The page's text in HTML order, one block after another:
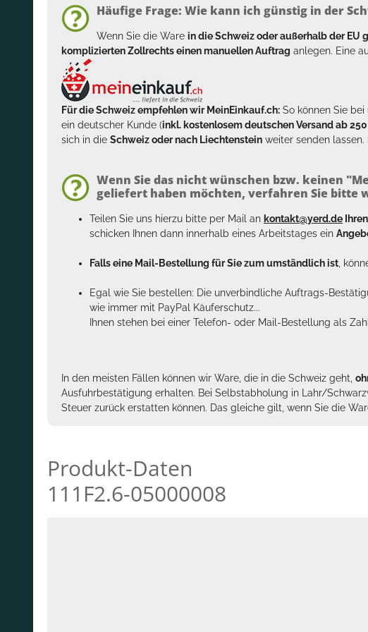
Häufige Frage: Wie kann ich günstig in der
Wenn Sie die Ware in die Schweiz oder außerhalb der EU
komplizierten Zollrechts einen manuellen Auftrag anlegen. Eine
Für die Schweiz empfehlen wir MeinEinkauf.ch: So können Sie
ein deutscher Kunde (inkl. kostenlosem deutschen Versand ab
sich in die Schweiz oder nach Liechtenstein weiter senden
Wenn Sie das nicht wünschen bzw. keinen
geliefert haben möchten, verfahren Sie bitte
Teilen Sie uns hierzu bitte per Mail an kontakt@yerd.de
schicken Ihnen dann innerhalb eines Arbeitstages ein
Falls eine Mail-Bestellung für Sie zum umständlich ist ,
Egal wie Sie bestellen: Die unverbindliche Auftrags-
wie immer mit PayPal Käuferschutz...
Ihnen stehen bei einer Telefon- oder Mail-Bestellung als
In den meisten Fällen können wir Ware, die in die Schweiz geht,
Ausfuhrbestätigung erhalten. Bei Selbstabholung in Lahr/
Steuer zurück erstatten können. Das gleiche gilt, wenn Sie die
Produkt-Daten
111F2.6-05000008